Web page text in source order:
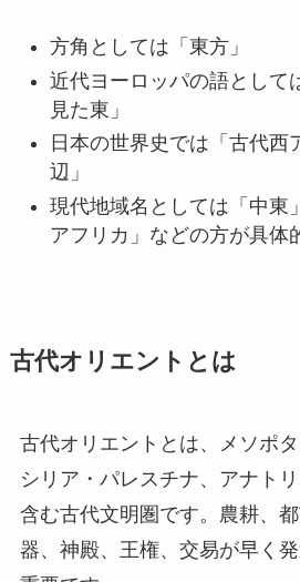
方角としては「東方」
近代ヨーロッパの語として
見た東」
日本の世界史では「古代西
辺」
現代地域名としては「中東
アフリカ」などの方が具体
古代オリエントとは
古代オリエントとは、メソポタ
シリア・パレスチナ、アナト
含む古代文明圏です。農耕、
器、神殿、王権、交易が早く